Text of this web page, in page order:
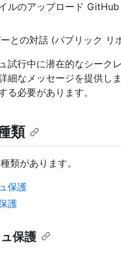
ルのアップロード GitHub
との対話 (パブリック リ
試行中に潜在的なシーク
細なメッセージを提供し
る必要があります。
類
類があります。
保護
護
保護